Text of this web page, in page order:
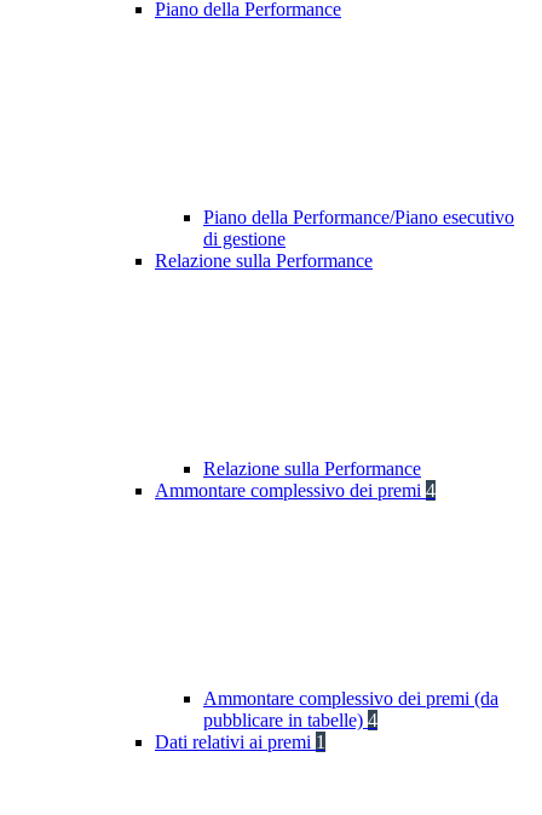
Piano della Performance
Piano della Performance/Piano esecutivo
di gestione
Relazione sulla Performance
Relazione sulla Performance
Ammontare complessivo dei premi 4
Ammontare complessivo dei premi (da
pubblicare in tabelle) 4
Dati relativi ai premi 1